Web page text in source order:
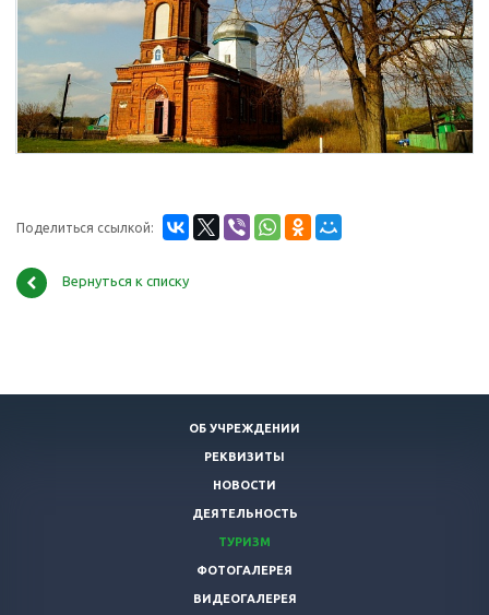
Поделиться ссылкой:
Вернуться к списку
ОБ УЧРЕЖДЕНИИ
РЕКВИЗИТЫ
НОВОСТИ
ДЕЯТЕЛЬНОСТЬ
ТУРИЗМ
ФОТОГАЛЕРЕЯ
ВИДЕОГАЛЕРЕЯ